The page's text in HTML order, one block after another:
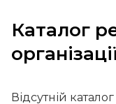
Каталог
Відсутній